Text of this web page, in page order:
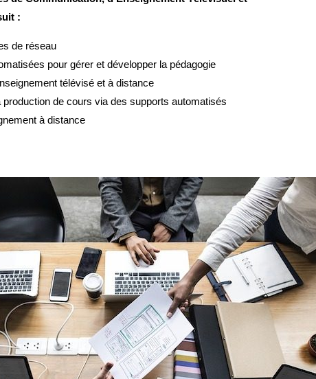
:
de réseau
pour gérer et développer la pédagogie
télévisé et à distance
de cours via des supports automatisés
à distance